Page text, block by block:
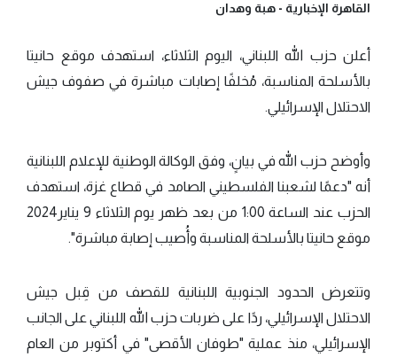
القاهرة الإخبارية - هبة وهدان
أعلن حزب الله اللبناني، اليوم الثلاثاء، استهدف ‌‏موقع حانيتا
بالأسلحة المناسبة، مُخلفًا إصابات مباشرة في صفوف جيش
الاحتلال الإسرائيلي.
وأوضح حزب الله في بيانٍ، وفق الوكالة الوطنية للإعلام اللبنانية
أنه "دعمًا لشعبنا الفلسطيني الصامد في قطاع غزة، استهدف
‌‏‌‌‌‏الحزب عند الساعة 1:00 من بعد ظهر يوم الثلاثاء 9 يناير2024
موقع حانيتا بالأسلحة المناسبة ‏وأُصيب إصابة مباشرة".
وتتعرض الحدود الجنوبية اللبنانية للقصف من قِبل جيش
الاحتلال الإسرائيلي، ردًا على ضربات حزب الله اللبناني على الجانب
الإسرائيلي، منذ عملية "طوفان الأقصى" في أكتوبر من العام